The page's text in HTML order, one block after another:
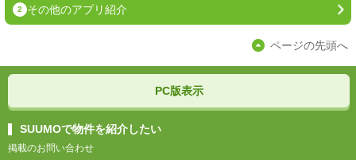
2 その他のアプリ紹介
ページの先頭へ
PC版表示
SUUMOで物件を紹介したい
掲載のお問い合わせ